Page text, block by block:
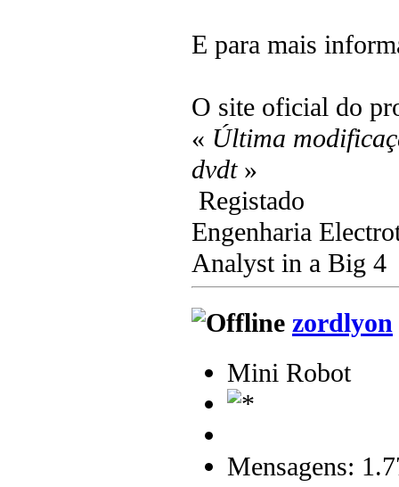
E para mais
O site oficial do
« Última
dvdt»
Registado
Engenharia
Analyst in a Big 4
zordlyon
Mini Robot
Mensagens: